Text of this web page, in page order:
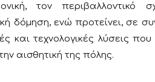
τον περιβαλλοντικό
δόμηση, ενώ προτείνει, σε
και τεχνολογικές λύσεις
αισθητική της πόλης.